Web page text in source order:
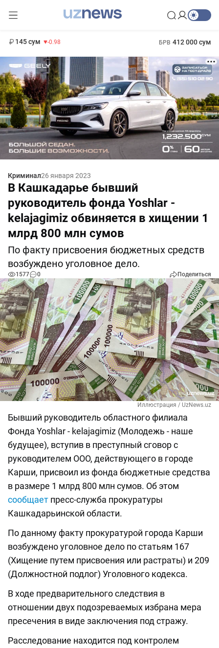
145 сум -0.98 БРВ 412 000 сум
Криминал26 января 2023
В Кашкадарье бывший
руководитель фонда Yoshlar -
kelajagimiz обвиняется в хищении 1
млрд 800 млн сумов
По факту присвоения бюджетных средств
возбуждено уголовное дело.
1577 0 Поделиться
Иллюстрация / UzNews.uz
Бывший руководитель областного филиала
Фонда Yoshlar - kelajagimiz (Молодежь - наше
будущее), вступив в преступный сговор с
руководителем ООО, действующего в городе
Карши, присвоил из фонда бюджетные средства
в размере 1 млрд 800 млн сумов. Об этом
сообщает пресс-служба прокуратуры
Кашкадарьинской области.
По данному факту прокуратурой города Карши
возбуждено уголовное дело по статьям 167
(Хищение путем присвоения или растраты) и 209
(Должностной подлог) Уголовного кодекса.
В ходе предварительного следствия в
отношении двух подозреваемых избрана мера
пресечения в виде заключения под стражу.
Расследование находится под контролем